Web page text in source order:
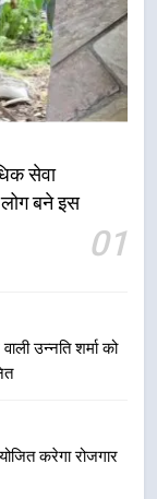
सेवा
बने इस
01
उन्नति शर्मा को
करेगा रोजगार